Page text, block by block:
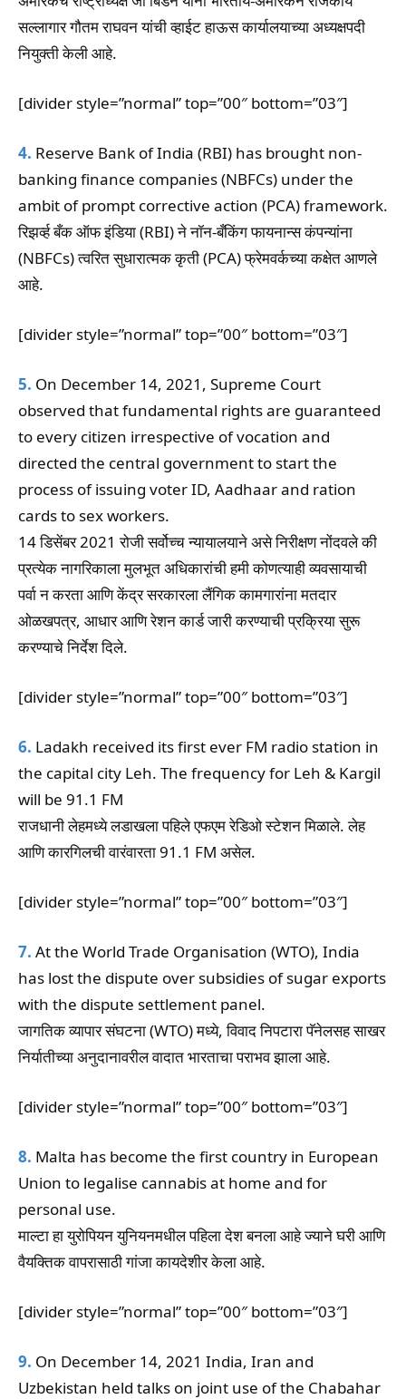
सल्लागार गौतम राघवन यांची व्हाईट हाऊस कार्यालयाच्या अध्यक्षपदी
नियुक्ती केली आहे.
[divider style=”normal” top=”00″ bottom=”03″]
4. Reserve Bank of India (RBI) has brought non-
banking finance companies (NBFCs) under the
ambit of prompt corrective action (PCA) framework.
रिझर्व्ह बँक ऑफ इंडिया (RBI) ने नॉन-बँकिंग फायनान्स कंपन्यांना
(NBFCs) त्वरित सुधारात्मक कृती (PCA) फ्रेमवर्कच्या कक्षेत आणले
आहे.
[divider style=”normal” top=”00″ bottom=”03″]
5. On December 14, 2021, Supreme Court
observed that fundamental rights are guaranteed
to every citizen irrespective of vocation and
directed the central government to start the
process of issuing voter ID, Aadhaar and ration
cards to sex workers.
14 डिसेंबर 2021 रोजी सर्वोच्च न्यायालयाने असे निरीक्षण नोंदवले की
प्रत्येक नागरिकाला मुलभूत अधिकारांची हमी कोणत्याही व्यवसायाची
पर्वा न करता आणि केंद्र सरकारला लैंगिक कामगारांना मतदार
ओळखपत्र, आधार आणि रेशन कार्ड जारी करण्याची प्रक्रिया सुरू
करण्याचे निर्देश दिले.
[divider style=”normal” top=”00″ bottom=”03″]
6. Ladakh received its first ever FM radio station in
the capital city Leh. The frequency for Leh & Kargil
will be 91.1 FM
राजधानी लेहमध्ये लडाखला पहिले एफएम रेडिओ स्टेशन मिळाले. लेह
आणि कारगिलची वारंवारता 91.1 FM असेल.
[divider style=”normal” top=”00″ bottom=”03″]
7. At the World Trade Organisation (WTO), India
has lost the dispute over subsidies of sugar exports
with the dispute settlement panel.
जागतिक व्यापार संघटना (WTO) मध्ये, विवाद निपटारा पॅनेलसह साखर
निर्यातीच्या अनुदानावरील वादात भारताचा पराभव झाला आहे.
[divider style=”normal” top=”00″ bottom=”03″]
8. Malta has become the first country in European
Union to legalise cannabis at home and for
personal use.
माल्टा हा युरोपियन युनियनमधील पहिला देश बनला आहे ज्याने घरी आणि
वैयक्तिक वापरासाठी गांजा कायदेशीर केला आहे.
[divider style=”normal” top=”00″ bottom=”03″]
9. On December 14, 2021 India, Iran and
Uzbekistan held talks on joint use of the Chabahar